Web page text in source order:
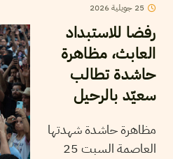
25 جويلية2026
رفضا للاستبداد
العابث، مظاهرة
حاشدة تطالب
سعيّد بالرحيل
مظاهرة حاشدة شهدتها
العاصمة السبت 25